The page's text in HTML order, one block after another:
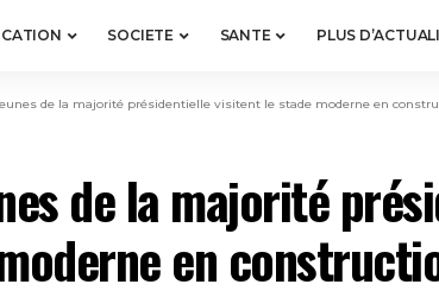
SOCIETE SANTE PLUS
de la majorité présidentielle visitent le stade moderne en
de la majorité
en